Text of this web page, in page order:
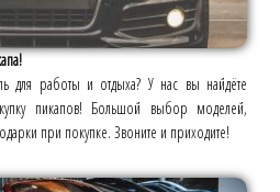
для работы и отдыха? У нас вы найдёте
пикапов! Большой выбор моделей,
при покупке. Звоните и приходите!